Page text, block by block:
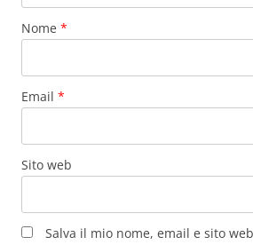
Nome *
Email *
Sito web
Salva il mio nome, email e sito